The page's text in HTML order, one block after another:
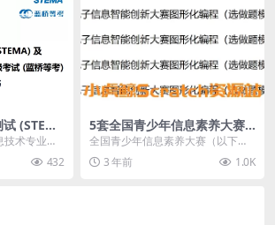
(STEM
术专业人
由工业和信
432
5套全国青少年信息素养大赛
图形化编程（选做题）
全国青少年信息素养大赛（以下简
称“大赛”,原全国青少年电子信息智
能创新大赛）是“...
3 年前 1.0K